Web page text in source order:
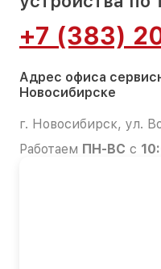
+7 (383)
Адрес офиса
Новосибирске
г. Новосибирск, ул.
Работаем ПН-ВС с